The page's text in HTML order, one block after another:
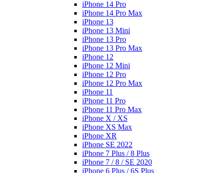
iPhone 14 Pro
iPhone 14 Pro Max
iPhone 13
iPhone 13 Mini
iPhone 13 Pro
iPhone 13 Pro Max
iPhone 12
iPhone 12 Mini
iPhone 12 Pro
iPhone 12 Pro Max
iPhone 11
iPhone 11 Pro
iPhone 11 Pro Max
iPhone X / XS
iPhone XS Max
iPhone XR
iPhone SE 2022
iPhone 7 Plus / 8 Plus
iPhone 7 / 8 / SE 2020
iPhone 6 Plus / 6S Plus